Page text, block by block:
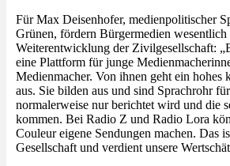
Für Max Deisenhofer, medienpolitischer
Grünen, fördern Bürgermedien wesentlich
Weiterentwicklung der Zivilgesellschaft:
eine Plattform für junge
Medienmacher. Von ihnen geht ein hohes
aus. Sie bilden aus und sind Sprachrohr
normalerweise nur berichtet wird und die
kommen. Bei Radio Z und Radio Lora
Couleur eigene Sendungen machen. Das
Gesellschaft und verdient unsere